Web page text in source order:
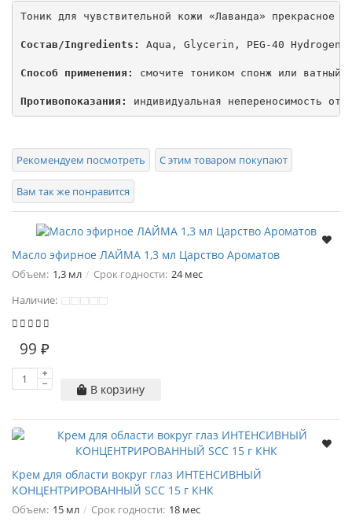
Тоник для чувствительной кожи «Лаванда» прекрасное
Состав/Ingredients: Aqua, Glycerin, PEG-40
Способ применения: смочите тоником спонж или ватный
Противопоказания: индивидуальная непереносимость
Рекомендуем посмотреть С этим товаром покупают
Вам так же понравится
Масло эфирное ЛАЙМА 1,3 мл Царство Ароматов
Объем: 1,3 мл Срок годности: 24 мес
Наличие:
99 ₽
В корзину
Крем для области вокруг глаз ИНТЕНСИВНЫЙ
КОНЦЕНТРИРОВАННЫЙ SCC 15 г КНК
Объем: 15 мл Срок годности: 18 мес